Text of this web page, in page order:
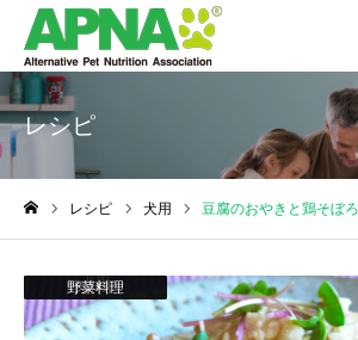
レシピ
レシピ 犬用 豆腐のおやきと鶏そぼ
犬用
肉料理
野菜料理